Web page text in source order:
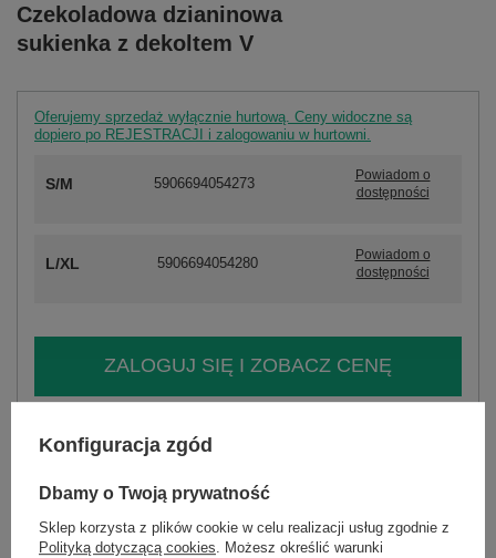
Czekoladowa dzianinowa
sukienka z dekoltem V
Oferujemy sprzedaż wyłącznie hurtową. Ceny widoczne są
dopiero po REJESTRACJI i zalogowaniu w hurtowni.
S/M 5906694054273
Powiadom o
dostępności
L/XL 5906694054280
Powiadom o
dostępności
ZALOGUJ SIĘ I ZOBACZ CENĘ
Zadzwoń +48 601 547 740
sposób prania : pranie ręczne w 30°C
Konfiguracja zgód
Dbamy o Twoją prywatność
Sklep korzysta z plików cookie w celu realizacji usług zgodnie z
Polityką dotyczącą cookies. Możesz określić warunki